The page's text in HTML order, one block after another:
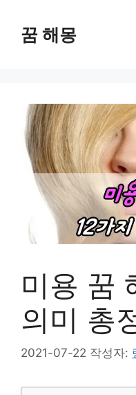
꿈 해몽
미용 꿈
의미 총
2021-07-22 작성자: